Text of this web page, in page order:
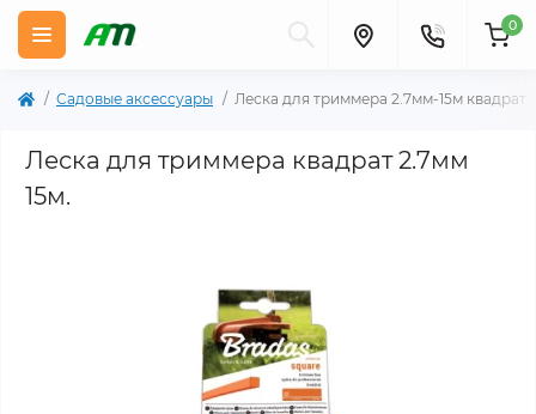
0
Садовые аксессуары Леска для триммера 2.7мм-15м квадрат
Леска для триммера квадрат 2.7мм
15м.